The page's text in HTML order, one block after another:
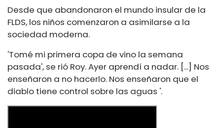
Desde que abandonaron el mundo insular de la
FLDS, los niños comenzaron a asimilarse a la
sociedad moderna.
'Tomé mi primera copa de vino la semana
pasada', se rió Roy. Ayer aprendí a nadar. [...] Nos
enseñaron a no hacerlo. Nos enseñaron que el
diablo tiene control sobre las aguas '.